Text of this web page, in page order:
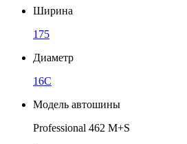
Ширина
175
Диаметр
16C
Модель автошины
Professional 462 M+S